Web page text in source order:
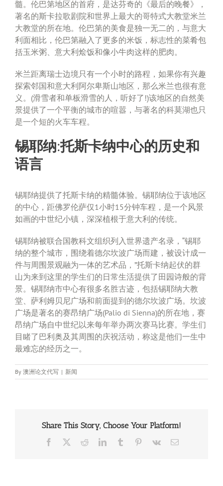
髓。伦巴第地区的首府，是达芬奇的《最后的晚餐》，
著名的斯卡拉歌剧院和世界上最大的哥特式大教堂米兰
大教堂的所在地。伦巴第的美食是独一无二的，与意大
利面相比，伦巴第融入了更多的米饭，标志性的菜肴包
括玉米粥、意大利烩饭和像小牛肉这样的肥肉。
米兰距离瑞士边境只有一个小时的路程，如果你有兴趣
探索邻国和意大利阿尔卑斯山地区，那么米兰也很有意
义。(滑雪者和单板滑雪的人，听好了!)该地区的自然美
景提供了一个平衡的城市的喧嚣，与著名的科莫湖也只
是一个短的火车车程。
锡耶纳:托斯卡纳中心的历史和
语言
锡耶纳提供了托斯卡纳的精髓体验。锡耶纳位于该地区
的中心，距佛罗伦萨仅1小时15分钟车程，是一个风景
如画的中世纪小镇，深深植根于意大利的传统。
锡耶纳被联合国教科文组织列入世界遗产名录，“锡耶
纳的整个城市，围绕着德尔坎波广场而建，被设计成一
件与周围景观融为一体的艺术品，”托斯卡纳起伏的群
山为来到这里的学生们的日常生活提供了田园诗般的背
景。锡耶纳市中心有很多名胜古迹，包括锡耶纳大教
堂、萨利姆贝尼广场和前面提到的德尔坎波广场。坎波
广场是著名的赛昂纳广场(Palio di Sienna)的所在地，赛
昂纳广场自中世纪以来每年举办两次赛马比赛。学生们
目睹了巴利奥及其周围的庆祝活动，称这是他们一生中
最难忘的经历之一。
By 澳洲论文代写 | 新闻
Share This Story, Choose Your Platform!
Facebook RedditLinkedInTumblr Pinterest
Vk Email